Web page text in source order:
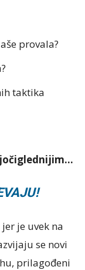
provala?
taktika
je uvek na
se novi
prilagođeni